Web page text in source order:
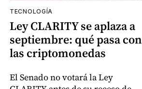
TECNOLOGÍA
Ley CLARITY se aplaza a
septiembre: qué pasa con
las criptomonedas
El Senado no votará la Ley